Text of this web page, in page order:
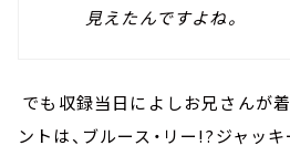
見えたんですよね。
でも収録当日によしお兄さんが
ントは、ブルース・リー!?ジャッ